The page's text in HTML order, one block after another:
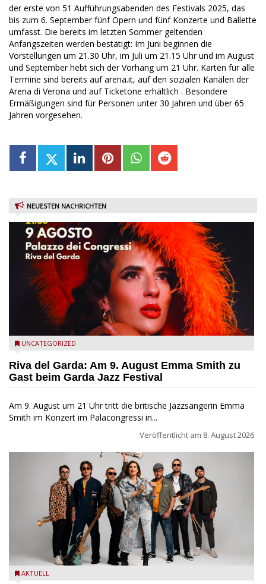
der erste von 51 Aufführungsabenden des Festivals 2025, das
bis zum 6. September fünf Opern und fünf Konzerte und Ballette
umfasst. Die bereits im letzten Sommer geltenden
Anfangszeiten werden bestätigt: Im Juni beginnen die
Vorstellungen um 21.30 Uhr, im Juli um 21.15 Uhr und im August
und September hebt sich der Vorhang um 21 Uhr. Karten für alle
Termine sind bereits auf arena.it, auf den sozialen Kanälen der
Arena di Verona und auf Ticketone erhältlich . Besondere
Ermäßigungen sind für Personen unter 30 Jahren und über 65
Jahren vorgesehen.
NEUESTEN NACHRICHTEN
Riva del Garda - Emma Smith zu Gast beim Garda Jazz
UNCATEGORIZED
Riva del Garda: Am 9. August Emma Smith zu
Gast beim Garda Jazz Festival
Am 9. August um 21 Uhr tritt die britische Jazzsängerin Emma
Smith im Konzert im Palacongressi in...
Veröffentlicht am 8. August 2026
Castelnuovo del Garda: Die "Dirotta su Cuba" zu Gast beim
AKTUELL